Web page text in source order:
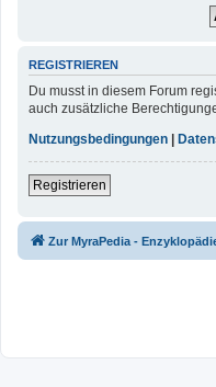
REGISTRIEREN
Du musst in diesem Forum
auch zusätzliche
Nutzungsbedingungen |
Registrieren
Zur MyraPedia -